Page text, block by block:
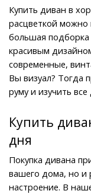
Купить диван в
расцветкой можно
большая подборка
красивым
современные,
Вы визуал? Тогда
руму и изучить
Купить
дня
Покупка дивана
вашего дома, но и
настроение. В